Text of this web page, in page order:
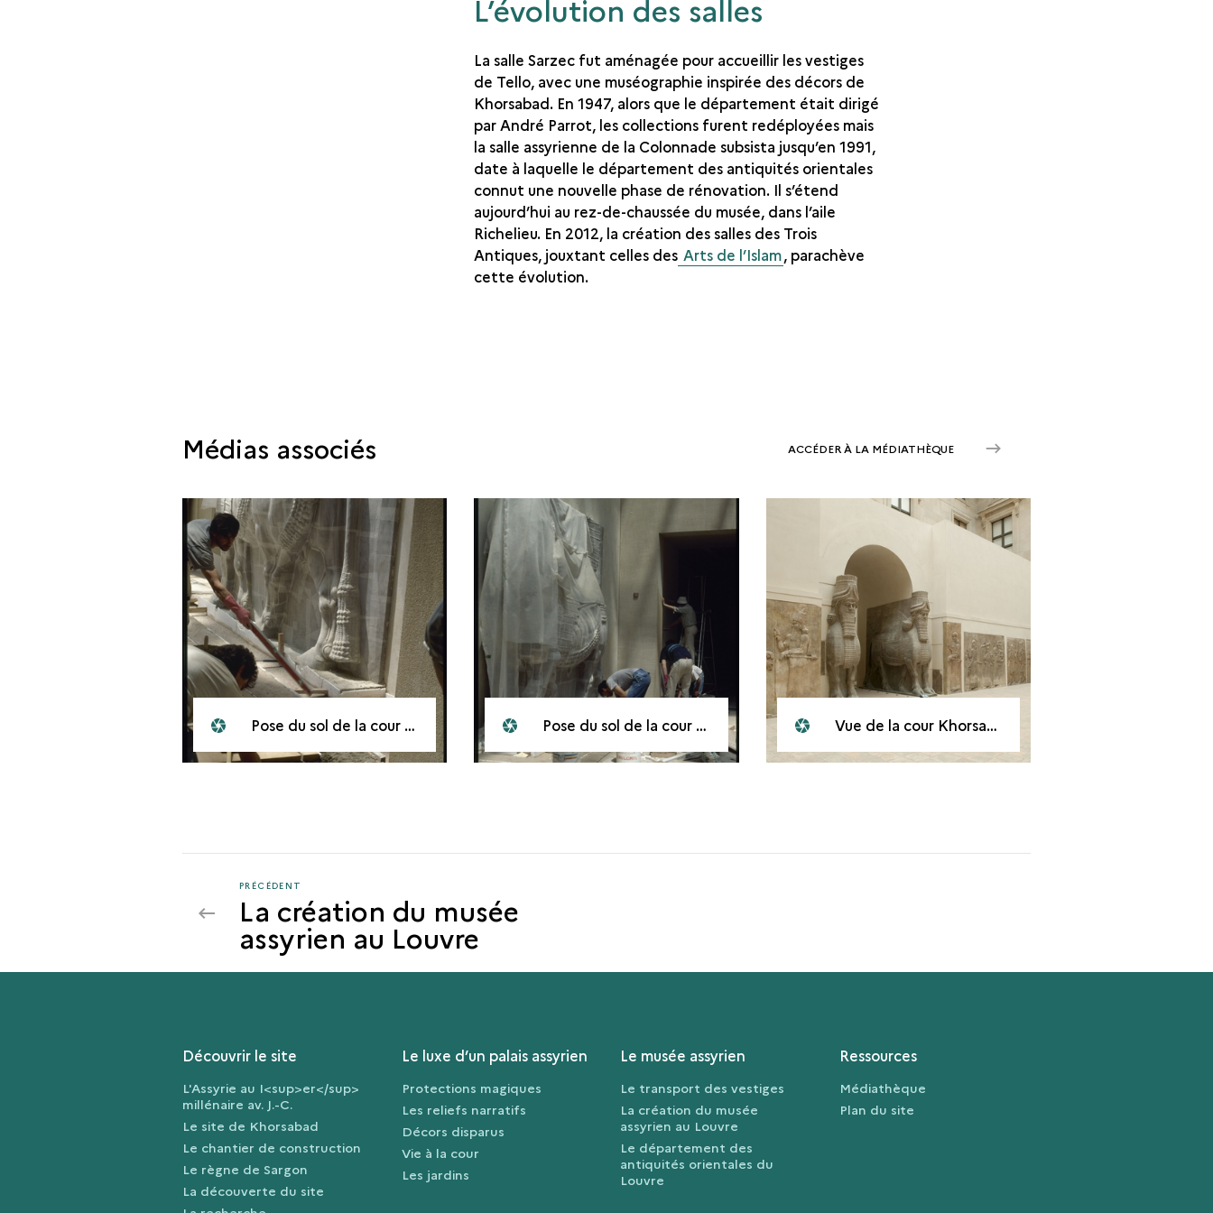
L’évolution des salles
La salle Sarzec fut aménagée pour accueillir les vestiges
de Tello, avec une muséographie inspirée des décors de
Khorsabad. En 1947, alors que le département était dirigé
par André Parrot, les collections furent redéployées mais
la salle assyrienne de la Colonnade subsista jusqu’en 1991,
date à laquelle le département des antiquités orientales
connut une nouvelle phase de rénovation. Il s’étend
aujourd’hui au rez-de-chaussée du musée, dans l’aile
Richelieu. En 2012, la création des salles des Trois
Antiques, jouxtant celles des Arts de l’Islam, parachève
cette évolution.
Médias associés ACCÉDER À LA MÉDIATHÈQUE
Pose du sol de la cour Khorsabad au musée du Louvre Pose du sol de la cour Khorsabad au musée du Louvre Vue de la cour Khorsabad au musée du Louvre
PRÉCÉDENT
PRÉCÉDENT
La création du musée
assyrien au Louvre
Découvrir le site
L'Assyrie au I<sup>er</sup>
millénaire av. J.-C.
Le site de Khorsabad
Le chantier de construction
Le règne de Sargon
La découverte du site
Le luxe d’un palais assyrien
Protections magiques
Les reliefs narratifs
Décors disparus
Vie à la cour
Les jardins
Le musée assyrien
Le transport des vestiges
La création du musée
assyrien au Louvre
Le département des
antiquités orientales du
Louvre
Ressources
Médiathèque
Plan du site